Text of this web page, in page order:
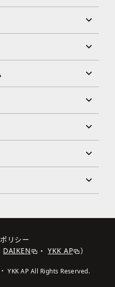
リシー
DAIKEN ・YKK AP ）
YKK AP All Rights Reserved.